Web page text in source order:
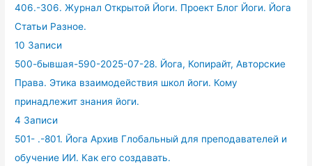
406.-306. Журнал Открытой Йоги. Проект Блог Йоги. Йога
Статьи Разное.
10 Записи
500-бывшая-590-2025-07-28. Йога, Копирайт, Авторские
Права. Этика взаимодействия школ йоги. Кому
принадлежит знания йоги.
4 Записи
501- .-801. Йога Архив Глобальный для преподавателей и
обучение ИИ. Как его создавать.